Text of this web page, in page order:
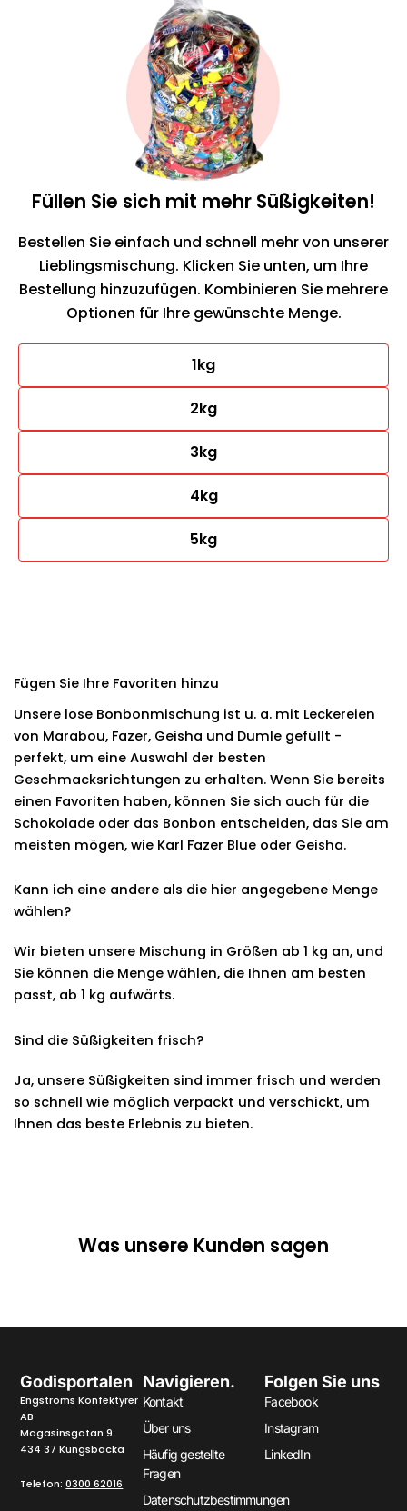
Füllen Sie sich mit mehr Süßigkeiten!
Bestellen Sie einfach und schnell mehr von unserer
Lieblingsmischung. Klicken Sie unten, um Ihre
Bestellung hinzuzufügen. Kombinieren Sie mehrere
Optionen für Ihre gewünschte Menge.
1kg
2kg
3kg
4kg
5kg
Fügen Sie Ihre Favoriten hinzu
Unsere lose Bonbonmischung ist u. a. mit Leckereien
von Marabou, Fazer, Geisha und Dumle gefüllt -
perfekt, um eine Auswahl der besten
Geschmacksrichtungen zu erhalten. Wenn Sie bereits
einen Favoriten haben, können Sie sich auch für die
Schokolade oder das Bonbon entscheiden, das Sie am
meisten mögen, wie Karl Fazer Blue oder Geisha.
Kann ich eine andere als die hier angegebene Menge
wählen?
Wir bieten unsere Mischung in Größen ab 1 kg an, und
Sie können die Menge wählen, die Ihnen am besten
passt, ab 1 kg aufwärts.
Sind die Süßigkeiten frisch?
Ja, unsere Süßigkeiten sind immer frisch und werden
so schnell wie möglich verpackt und verschickt, um
Ihnen das beste Erlebnis zu bieten.
Was unsere Kunden sagen
Godisportalen
Engströms Konfektyrer
AB
Magasinsgatan 9
434 37 Kungsbacka
Telefon:0300 62016
Navigieren.
Kontakt
Über uns
Häufig gestellte
Fragen
Datenschutzbestimmungen
Folgen Sie uns
Facebook
Instagram
LinkedIn